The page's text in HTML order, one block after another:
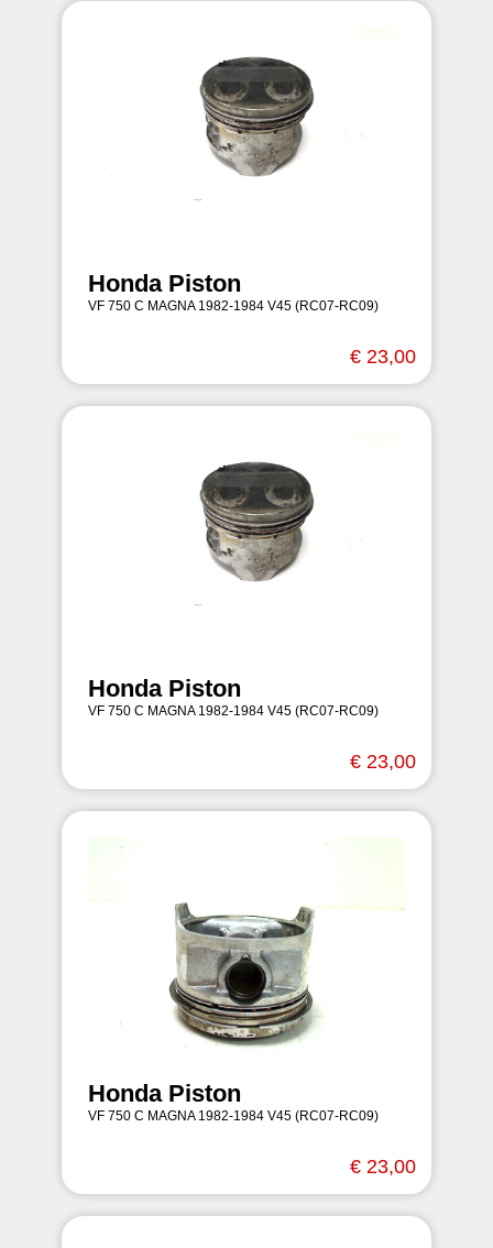
Honda Piston
VF 750 C MAGNA 1982-1984 V45 (RC07-RC09)
€ 23,00
Honda Piston
VF 750 C MAGNA 1982-1984 V45 (RC07-RC09)
€ 23,00
Honda Piston
VF 750 C MAGNA 1982-1984 V45 (RC07-RC09)
€ 23,00